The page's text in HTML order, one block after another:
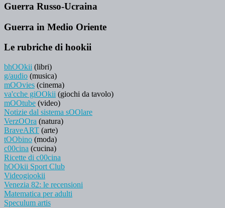
Guerra Russo-Ucraina
Guerra in Medio Oriente
Le rubriche di hookii
bhOOkii (libri)
g/audio (musica)
mOOvies (cinema)
va'cche giOOkii (giochi da tavolo)
mOOtube (video)
Notizie dal sistema sOOlare
VerzOOra (natura)
BraveART (arte)
tOObino (moda)
c00cina (cucina)
Ricette di c00cina
hOOkii Sport Club
Videogiookii
Venezia 82: le recensioni
Matematica per adulti
Speculum artis